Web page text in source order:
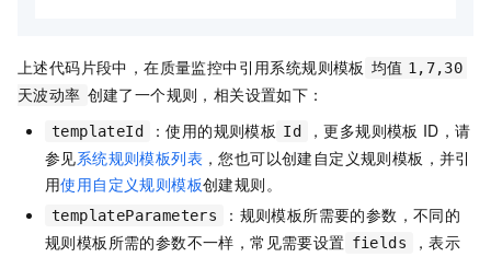
上述代码片段中，在质量监控中引用系统规则模板 均值 1,7,30
天波动率 创建了一个规则，相关设置如下：
templateId ：使用的规则模板 Id ，更多规则模板 ID，请
参见系统规则模板列表 ，您也可以创建自定义规则模板，并引
用使用自定义规则模板创建规则。
templateParameters
：规则模板所需要的参数，不同的
规则模板所需的参数不一样，常见需要设置 fields
，表示